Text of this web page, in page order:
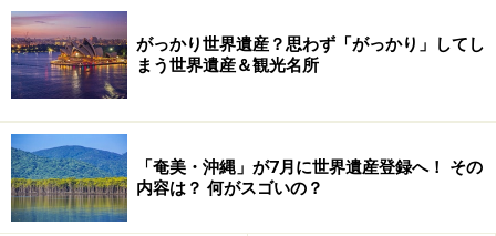
がっかり世界遺産？思わず「がっかり」してし
まう世界遺産＆観光名所
「奄美・沖縄」が7月に世界遺産登録へ！ その
内容は？ 何がスゴいの？